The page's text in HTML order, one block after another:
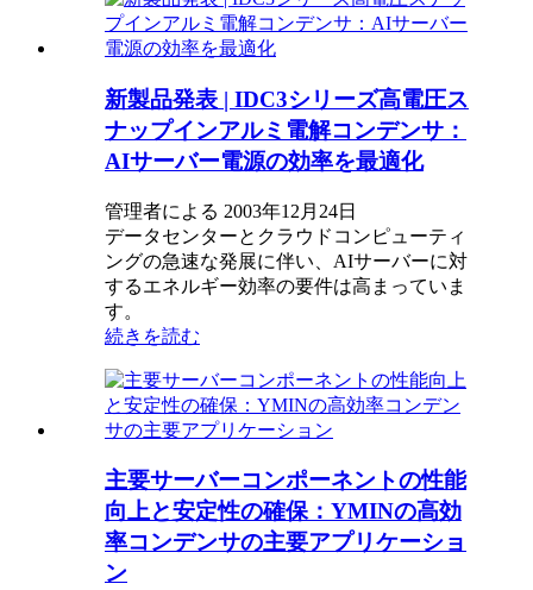
新製品発表 | IDC3シリーズ高電圧ス
ナップインアルミ電解コンデンサ：
AIサーバー電源の効率を最適化
管理者による 2003年12月24日
データセンターとクラウドコンピューティ
ングの急速な発展に伴い、AIサーバーに対
するエネルギー効率の要件は高まっていま
す。
続きを読む
主要サーバーコンポーネントの性能
向上と安定性の確保：YMINの高効
率コンデンサの主要アプリケーショ
ン